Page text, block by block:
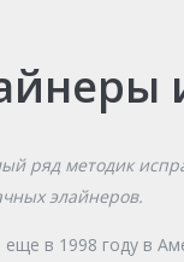
ряд методик
элайнеров.
в 1998 году в